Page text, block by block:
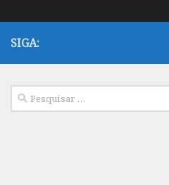
SIGA:
Pesquisar
por: